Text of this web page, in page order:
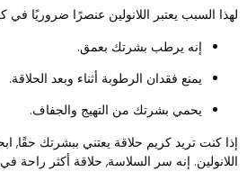
السبب يعتبر اللانولين عنصرًا ضروريًا في
إنه يرطب بشرتك بعمق.
يمنع فقدان الرطوبة أثناء وبعد الحلاقة.
يحمي بشرتك من التهيج والجفاف.
كنت تريد كريم حلاقة يعتني ببشرتك حقًا,
إنه سر السلاسة, حلاقة أكثر راحة في